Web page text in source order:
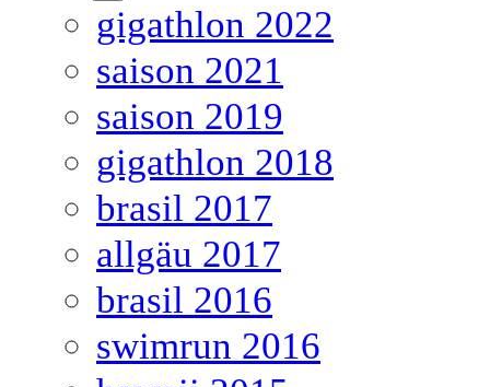
gigathlon 2022
saison 2021
saison 2019
gigathlon 2018
brasil 2017
allgäu 2017
brasil 2016
swimrun 2016